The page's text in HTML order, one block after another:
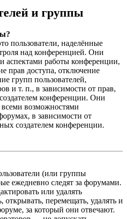
и группы
пользователи, наделённые
над конференцией. Они
аспектами работы конференции,
прав доступа, отключение
групп пользователей,
и т. п., в зависимости от прав,
конференции. Они
всеми возможностями
в зависимости от
создателем конференции.
(или группы
ежедневно следят за форумами.
или удалять
открывать, перемещать, удалять и
за который они отвечают.